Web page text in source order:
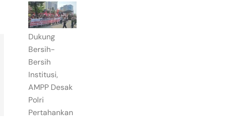
Dukung
Bersih-
Bersih
Institusi,
AMPP Desak
Polri
Pertahankan